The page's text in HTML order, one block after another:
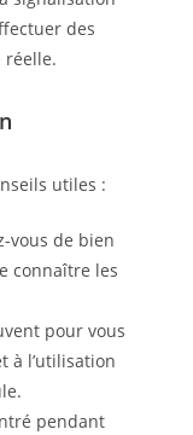
des
utiles :
vous de bien
connaître les
pour vous
à l’utilisation
pendant